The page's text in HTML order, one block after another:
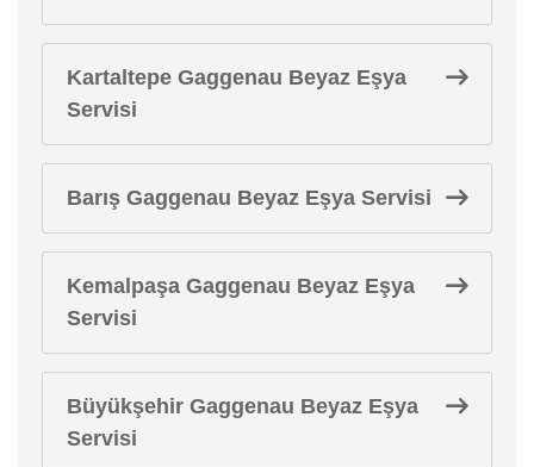
Kartaltepe Gaggenau Beyaz Eşya
Servisi
Barış Gaggenau Beyaz Eşya Servisi
Kemalpaşa Gaggenau Beyaz Eşya
Servisi
Büyükşehir Gaggenau Beyaz Eşya
Servisi